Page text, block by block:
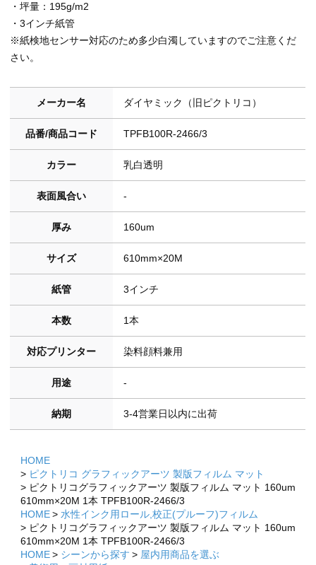
・坪量：195g/m2
・3インチ紙管
※紙検地センサー対応のため多少白濁していますのでご注意くだ
さい。
メーカー名 ダイヤミック（旧ピクトリコ）
品番/商品コード TPFB100R-2466/3
カラー 乳白透明
表面風合い -
厚み 160um
サイズ 610mm×20M
紙管 3インチ
本数 1本
対応プリンター 染料顔料兼用
用途 -
納期 3-4営業日以内に出荷
HOME
ピクトリコ グラフィックアーツ 製版フィルム マット
ピクトリコグラフィックアーツ 製版フィルム マット 160um
610mm×20M 1本 TPFB100R-2466/3
HOME
水性インク用ロール,校正(プルーフ)フィルム
ピクトリコグラフィックアーツ 製版フィルム マット 160um
610mm×20M 1本 TPFB100R-2466/3
HOME
シーンから探す
屋内用商品を選ぶ